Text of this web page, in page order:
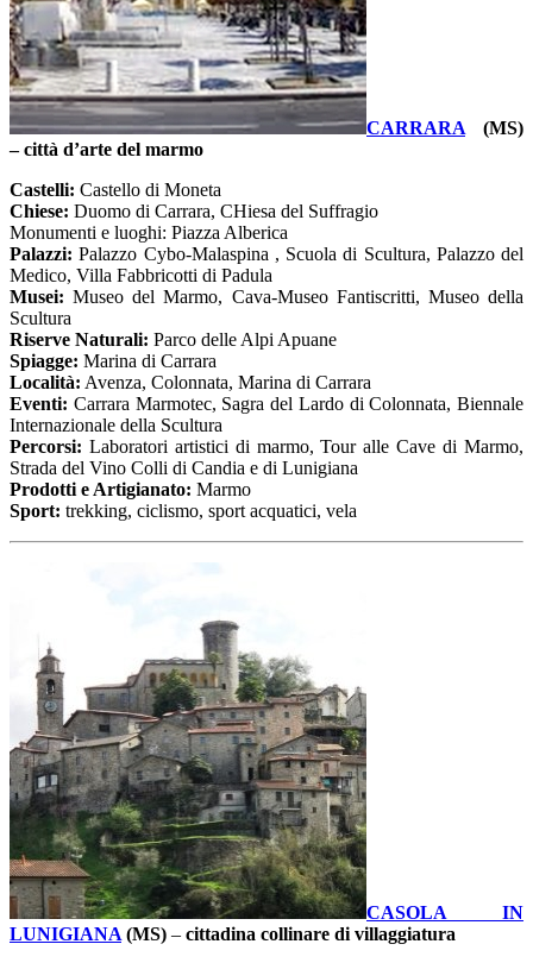
CARRARA (MS)
– città d’arte del marmo
Castelli: Castello di Moneta
Chiese: Duomo di Carrara, CHiesa del Suffragio
Monumenti e luoghi: Piazza Alberica
Palazzi: Palazzo Cybo-Malaspina , Scuola di Scultura, Palazzo del
Medico, Villa Fabbricotti di Padula
Musei: Museo del Marmo, Cava-Museo Fantiscritti, Museo della
Scultura
Riserve Naturali: Parco delle Alpi Apuane
Spiagge: Marina di Carrara
Località: Avenza, Colonnata, Marina di Carrara
Eventi: Carrara Marmotec, Sagra del Lardo di Colonnata, Biennale
Internazionale della Scultura
Percorsi: Laboratori artistici di marmo, Tour alle Cave di Marmo,
Strada del Vino Colli di Candia e di Lunigiana
Prodotti e Artigianato: Marmo
Sport: trekking, ciclismo, sport acquatici, vela
CASOLA IN
LUNIGIANA (MS) – cittadina collinare di villaggiatura